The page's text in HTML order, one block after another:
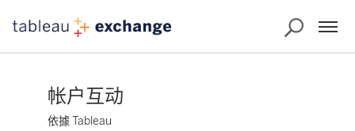
帐户互动
依據 Tableau